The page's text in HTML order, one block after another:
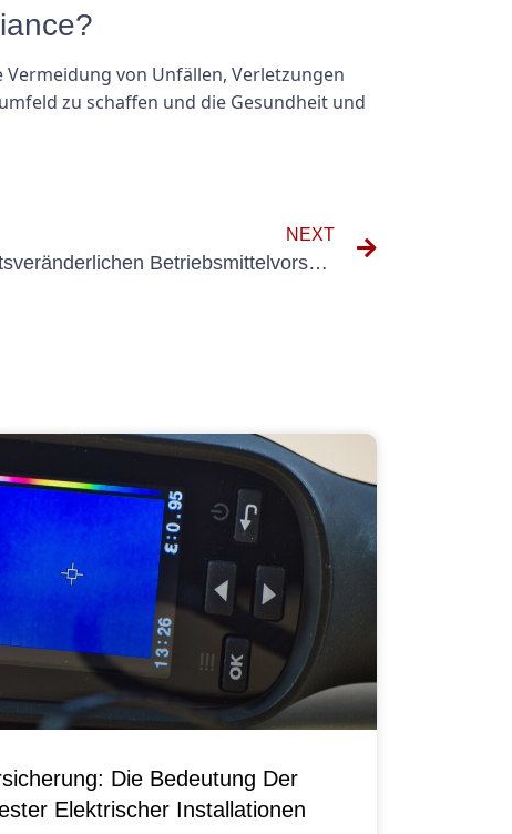
von Unfällen, Verletzungen
zu schaffen und die Gesundheit und
NEXT
So bleiben Sie über die ortsveränderlichen Betriebsmittelvorschriften und Richtlinien der DGUV auf dem Laufenden
Die Bedeutung Der
Elektrischer Installationen